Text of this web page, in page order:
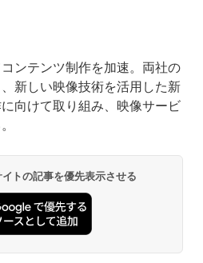
ンテンツ制作を加速。両社の
新しい映像技術を活用した新
向けて取り組み、映像サービ
トの記事を優先表示させる